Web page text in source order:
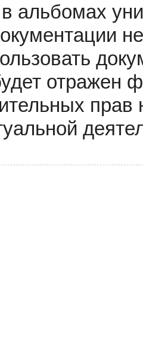
в альбомах
отражен
прав